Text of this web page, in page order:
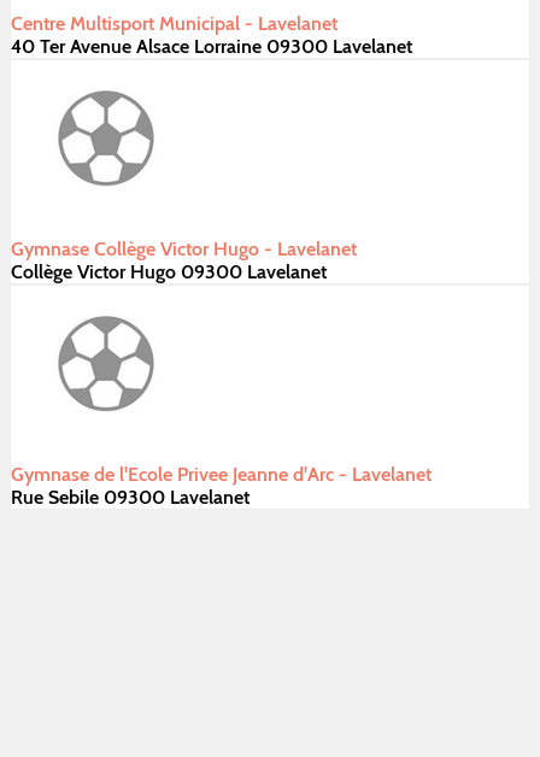
Centre Multisport Municipal - Lavelanet
40 Ter Avenue Alsace Lorraine 09300 Lavelanet
Gymnase Collège Victor Hugo - Lavelanet
Collège Victor Hugo 09300 Lavelanet
Gymnase de l'Ecole Privee Jeanne d'Arc - Lavelanet
Rue Sebile 09300 Lavelanet